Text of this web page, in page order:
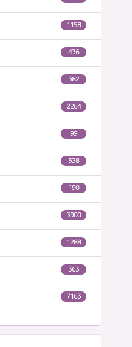
1158
436
382
2264
99
538
190
3900
1288
363
7163